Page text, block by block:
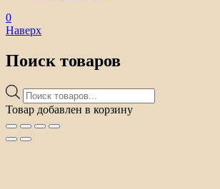
0
Наверх
Поиск товаров
Поиск
товаров
Товар добавлен в корзину